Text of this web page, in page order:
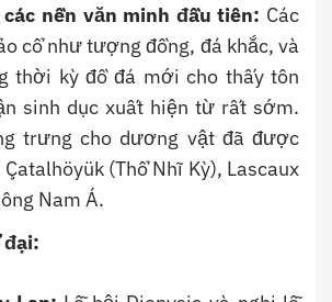
nền văn minh đầu tiên: Các
cổ như tượng đồng, đá khắc, và
thời kỳ đồ đá mới cho thấy tôn
sinh dục xuất hiện từ rất sớm.
trưng cho dương vật đã được
(Thổ Nhĩ Kỳ), Lascaux
Nam Á.
đại: